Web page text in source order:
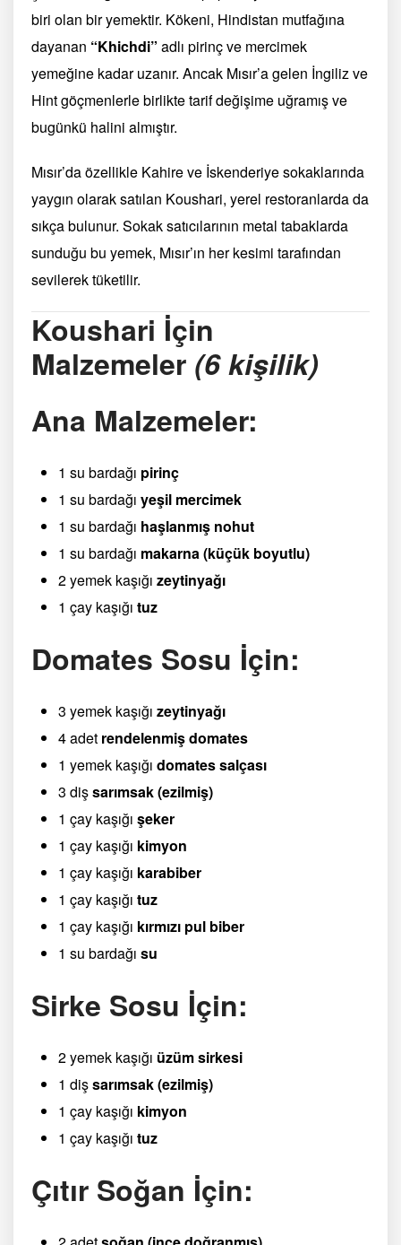
biri olan bir yemektir. Kökeni, Hindistan mutfağına
dayanan “Khichdi” adlı pirinç ve mercimek
yemeğine kadar uzanır. Ancak Mısır’a gelen İngiliz ve
Hint göçmenlerle birlikte tarif değişime uğramış ve
bugünkü halini almıştır.
Mısır’da özellikle Kahire ve İskenderiye sokaklarında
yaygın olarak satılan Koushari, yerel restoranlarda da
sıkça bulunur. Sokak satıcılarının metal tabaklarda
sunduğu bu yemek, Mısır’ın her kesimi tarafından
sevilerek tüketilir.
Koushari İçin
Malzemeler (6 kişilik)
Ana Malzemeler:
1 su bardağı pirinç
1 su bardağı yeşil mercimek
1 su bardağı haşlanmış nohut
1 su bardağı makarna (küçük boyutlu)
2 yemek kaşığı zeytinyağı
1 çay kaşığı tuz
Domates Sosu İçin:
3 yemek kaşığı zeytinyağı
4 adet rendelenmiş domates
1 yemek kaşığı domates salçası
3 dişsarımsak (ezilmiş)
1 çay kaşığı şeker
1 çay kaşığı kimyon
1 çay kaşığı karabiber
1 çay kaşığı tuz
1 çay kaşığı kırmızı pul biber
1 su bardağı su
Sirke Sosu İçin:
2 yemek kaşığı üzüm sirkesi
1 dişsarımsak (ezilmiş)
1 çay kaşığı kimyon
1 çay kaşığı tuz
Çıtır Soğan İçin: